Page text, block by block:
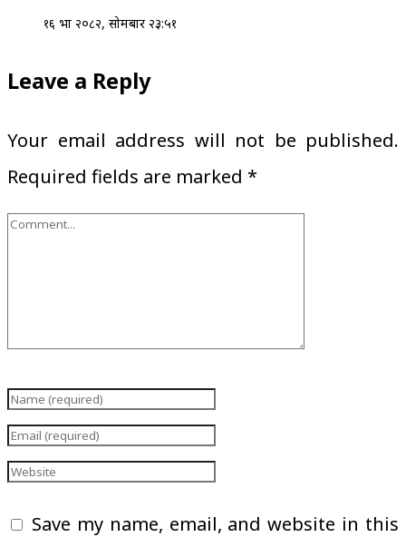
१६ भाद्र २०८२, सोमबार २३:५१
Leave a Reply
Your email address will not be published.
Required fields are marked *
Save my name, email, and website in this